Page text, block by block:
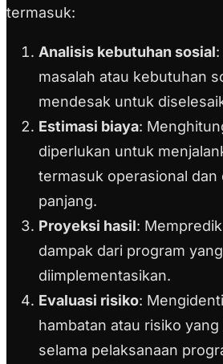
termasuk:
Analisis kebutuhan sosial
masalah atau kebutuhan
mendesak untuk
Estimasi biaya:
diperlukan untuk
termasuk operasional dan
panjang.
Proyeksi hasil:
dampak dari program yang
diimplementasikan.
Evaluasi risiko:
hambatan atau risiko
selama pelaksanaan